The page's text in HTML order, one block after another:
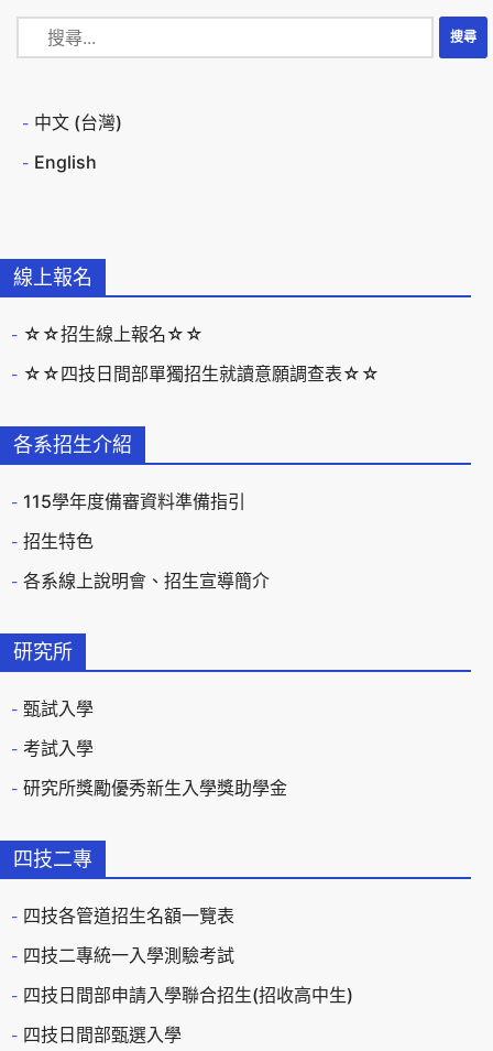
線上報名
☆☆招生線上報名☆☆
☆☆四技日間部單獨招生就讀意願調查表☆☆
各系招生介紹
115學年度備審資料準備指引
招生特色
各系線上說明會、招生宣導簡介
研究所
甄試入學
考試入學
研究所獎勵優秀新生入學獎助學金
四技二專
四技各管道招生名額一覽表
四技二專統一入學測驗考試
四技日間部申請入學聯合招生(招收高中生)
四技日間部甄選入學
中文 (台灣)
English